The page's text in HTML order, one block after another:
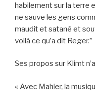
habilement sur la terre
ne sauve les gens
maudit et satané et
voilà ce qu’a dit Reger.”
Ses propos sur Klimt
« Avec Mahler, la